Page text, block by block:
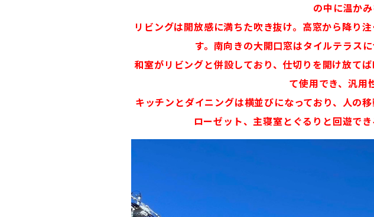
の中に温か
リビングは開放感に満ちた吹き抜け。高窓から降り
す。南向きの大開口窓はタイルテラス
和室がリビングと併設しており、仕切りを開け放て
て使用でき、汎用
キッチンとダイニングは横並びになっており、人の
ローゼット、主寝室とぐるりと回遊で